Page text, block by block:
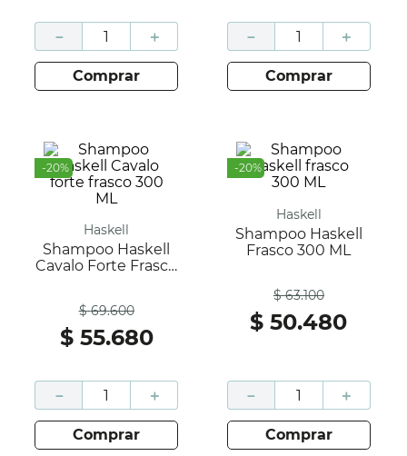
＋
－
comprar
＋
－
comprar
-20%
Haskell
Shampoo Haskell
Cavalo Forte Frasco
$ 69.600
$ 55.680
＋
－
comprar
-20%
Haskell
Shampoo Haskell
Frasco 300 ML
$ 63.100
$ 50.480
＋
－
comprar